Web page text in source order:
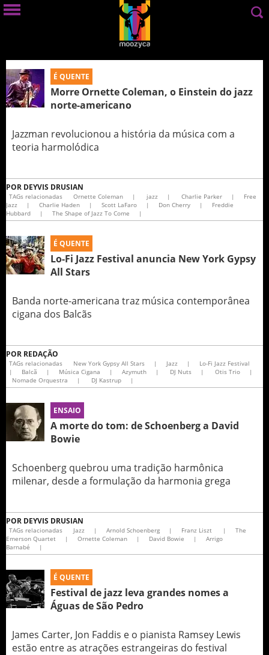
É QUENTE
Morre Ornette Coleman, o Einstein do jazz
norte-americano
Jazzman revolucionou a história da música com a
teoria harmolódica
POR DEYVIS DRUSIAN
TAGs relacionadas Ornette Coleman | jazz | Charlie Parker |
Free
Jazz
| Charlie Haden | Scott LaFaro | Don Cherry |
Freddie
Hubbard
| The Shape of Jazz To Come |
É QUENTE
Lo-Fi Jazz Festival anuncia New York Gypsy
All Stars
Banda norte-americana traz música contemporânea
cigana dos Balcãs
POR REDAÇÃO
TAGs relacionadas New York Gypsy All Stars | Jazz |
Lo-Fi Jazz Festival
|
Balcã | Música Cigana | Azymuth | DJ Nuts | Otis Trio
|
Nomade Orquestra
| DJ Kastrup |
ENSAIO
A morte do tom: de Schoenberg a David
Bowie
Schoenberg quebrou uma tradição harmônica
milenar, desde a formulação da harmonia grega
POR DEYVIS DRUSIAN
TAGs relacionadas Jazz | Arnold Schoenberg | Franz Liszt |
The
Emerson Quartet
| Ornette Coleman | David Bowie |
Arrigo
Barnabé
|
É QUENTE
Festival de jazz leva grandes nomes a
Águas de São Pedro
James Carter, Jon Faddis e o pianista Ramsey Lewis
estão entre as atrações estrangeiras do festival